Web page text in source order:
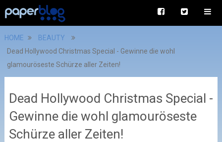
HOME
BEAUTY
Dead Hollywood Christmas Special - Gewinne die wohl
glamouröseste Schürze aller Zeiten!
Dead Hollywood Christmas Special -
Gewinne die wohl glamouröseste
Schürze aller Zeiten!